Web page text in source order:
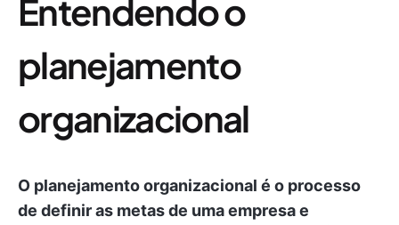
Entendendo o
planejamento
organizacional
O planejamento organizacional é o processo
de definir as metas de uma empresa e